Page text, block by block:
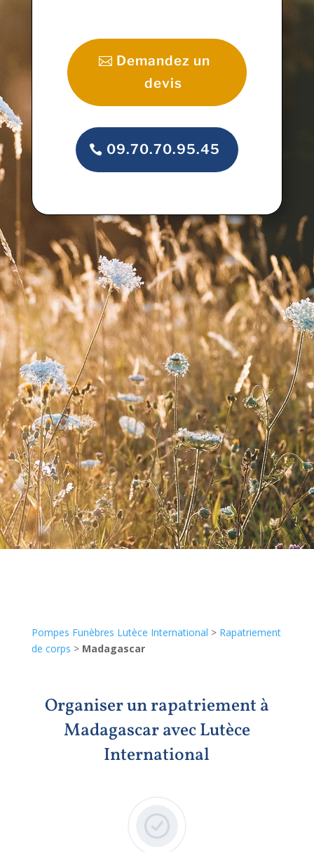
Demandez un
devis
09.70.70.95.45
Pompes Funèbres Lutèce International > Rapatriement
de corps > Madagascar
Organiser un rapatriement à
Madagascar avec Lutèce
International